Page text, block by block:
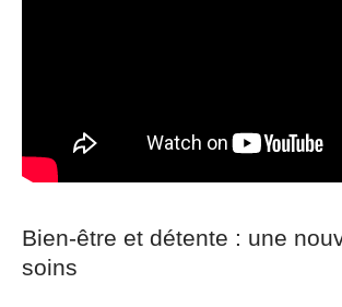
Bien-être et détente : une
soins